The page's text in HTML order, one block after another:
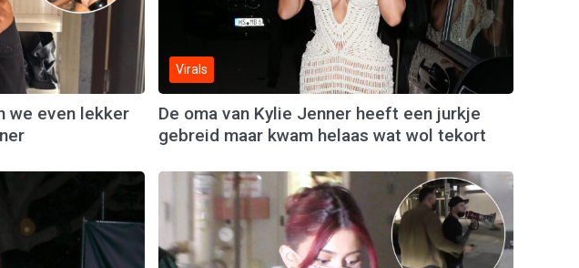
we even lekker
Virals
De oma van Kylie Jenner heeft een jurkje
gebreid maar kwam helaas wat wol tekort